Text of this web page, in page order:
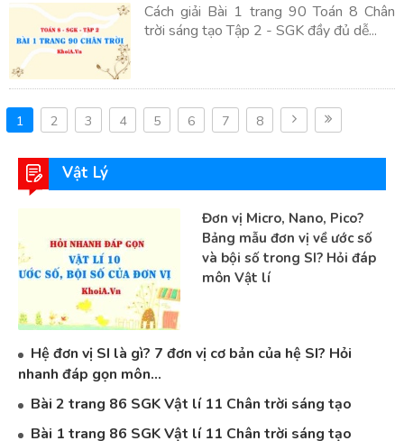
Cách giải Bài 1 trang 90 Toán 8 Chân
trời sáng tạo Tập 2 - SGK đầy đủ dễ...
1 2 3 4 5 6 7 8
Vật Lý
Đơn vị Micro, Nano, Pico?
Bảng mẫu đơn vị về ước số
và bội số trong SI? Hỏi đáp
môn Vật lí
Hệ đơn vị SI là gì? 7 đơn vị cơ bản của hệ SI? Hỏi
nhanh đáp gọn môn...
Bài 2 trang 86 SGK Vật lí 11 Chân trời sáng tạo
Bài 1 trang 86 SGK Vật lí 11 Chân trời sáng tạo